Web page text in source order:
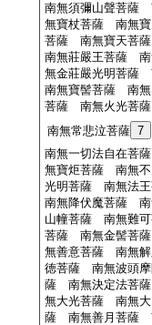
南無須彌山聲菩薩
無寶杖菩薩 南無
菩薩 南無寶天菩
南無莊嚴王菩薩
無金莊嚴光明菩薩
南無寶髻菩薩 南
菩薩 南無火光菩
南無常悲泣菩薩 7
南無一切法自在菩
無寶炬菩薩 南無
光明菩薩 南無法
南無降伏魔菩薩
山幢菩薩 南無難
菩薩 南無金髻菩
無善意菩薩 南無
徳菩薩 南無波頭
薩 南無決定法菩
無大光菩薩 南無
薩 南無善月菩薩